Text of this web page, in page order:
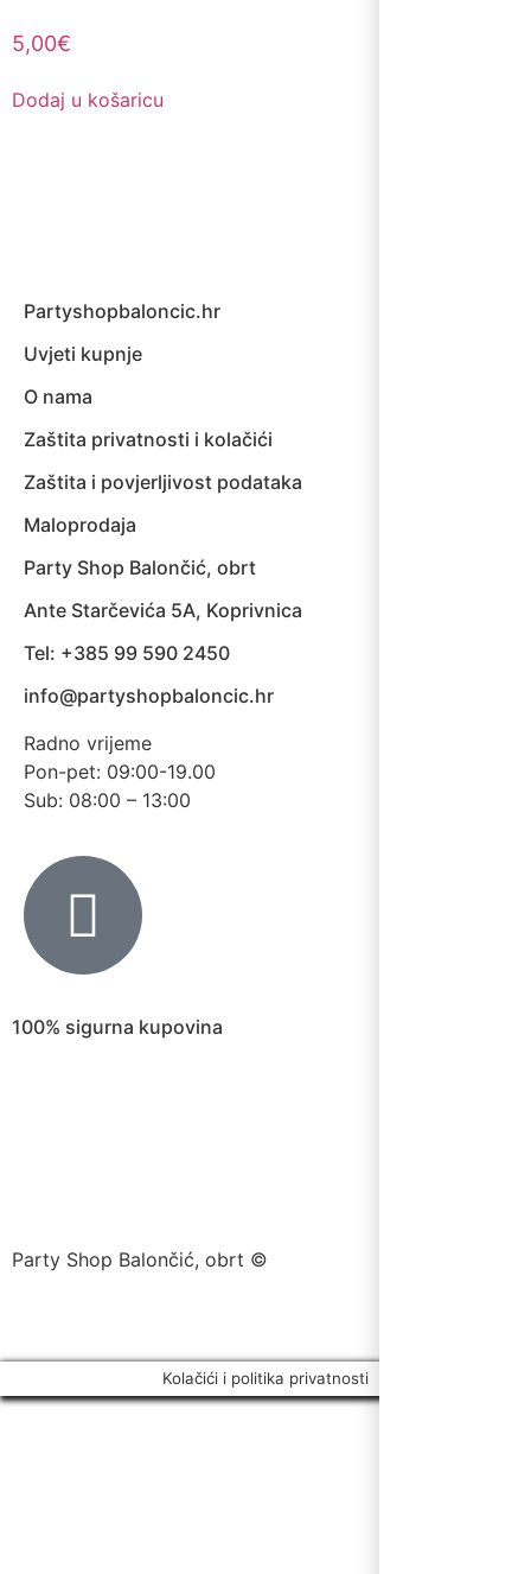
5,00€
Dodaj u košaricu
Partyshopbaloncic.hr
Uvjeti kupnje
O nama
Zaštita privatnosti i kolačići
Zaštita i povjerljivost podataka
Maloprodaja
Party Shop Balončić, obrt
Ante Starčevića 5A, Koprivnica
Tel: +385 99 590 2450
info@partyshopbaloncic.hr
Radno vrijeme
Pon-pet: 09:00-19.00
Sub: 08:00 – 13:00
100% sigurna kupovina
Party Shop Balončić, obrt ©
Kolačići i politika privatnosti